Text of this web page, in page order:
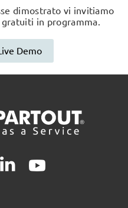
dimostrato vi invitiamo
in programma.
Demo